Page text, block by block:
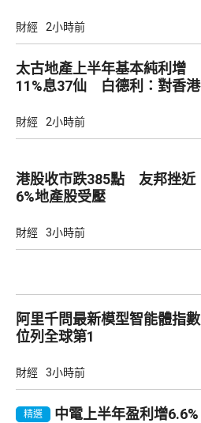
財經 2小時前
太古地產上半年基本純利增
11%息37仙 白德利：對香港
財經 2小時前
港股收市跌385點 友邦挫近
6%地產股受壓
財經 3小時前
阿里千問最新模型智能體指數
位列全球第1
財經 3小時前
精選
中電上半年盈利增6.6%